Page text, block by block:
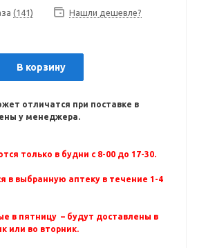
(141) Нашли дешевле?
В корзину
отличатся при поставке в
у менеджера.
только в будни с 8-00 до 17-30.
в выбранную аптеку в течение 1-4
в пятницу – будут доставлены в
или во вторник.